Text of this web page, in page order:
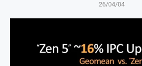
26/04/04